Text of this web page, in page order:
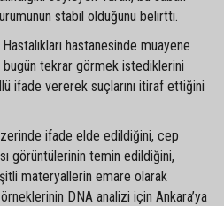
stabil olduğunu belirtti.
hastanesinde muayene
bugün tekrar görmek istediklerini
ifade vererek suçlarını itiraf ettiğini
ifade elde edildiğini, cep
görüntülerinin temin edildiğini,
materyallerin emare olarak
örneklerinin DNA analizi için Ankara’ya